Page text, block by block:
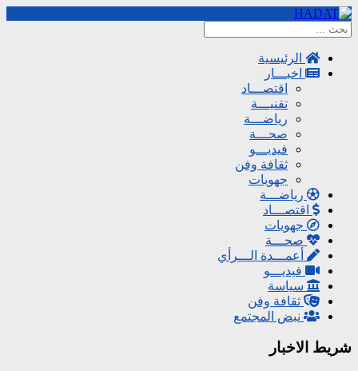
الرئيسية
اخبـــار
اقتصـــاد
تقنيـــة
رياضـــة
صحـــة
فيديـــو
ثقافة وفن
جهويات
رياضـــة
اقتصـــاد
جهويات
صحـــة
أعمـــدة الـــرأي
فيديـــو
سياسة
ثقافة وفن
نبض المجتمع
شريط الاخبار